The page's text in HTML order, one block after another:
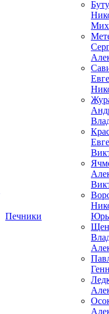
Печники